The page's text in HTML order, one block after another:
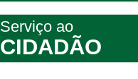
Serviço ao
CIDADÃO